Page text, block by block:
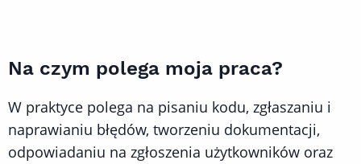
Na czym polega moja praca?
W praktyce polega na pisaniu kodu, zgłaszaniu i
naprawianiu błędów, tworzeniu dokumentacji,
odpowiadaniu na zgłoszenia użytkowników oraz